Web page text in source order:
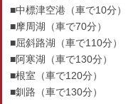
■中標津空港（車で10分）
■摩周湖（車で70分）
■屈斜路湖（車で110分）
■阿寒湖（車で130分）
■根室（車で120分）
■釧路（車で130分）